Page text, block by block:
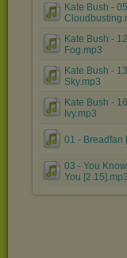
Kate Bush -
Kate Bush -
Fog.mp3
Kate Bush -
Sky.mp3
Kate Bush -
Ivy.mp3
01 - Breadfan
03 - You
You [2.15].mp3